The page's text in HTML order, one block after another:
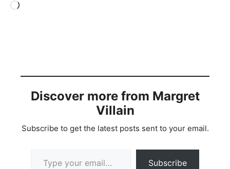
Loading…
Discover more from Margret
Villain
Subscribe to get the latest posts sent to your email.
Subscribe